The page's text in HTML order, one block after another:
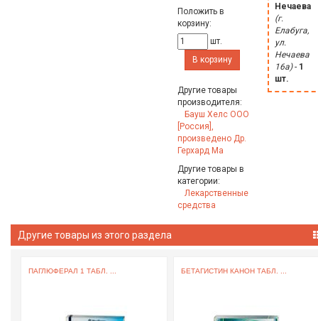
Положить в
корзину:
шт.
В корзину
Другие товары
производителя:
Бауш Хелс ООО
[Россия],
произведено Др.
Герхард Ма
Другие товары в
категории:
Лекарственные
средства
Нечаева
(г.
Елабуга,
ул.
Нечаева
16а)- 1
шт.
Другие товары из этого раздела
ПАГЛЮФЕРАЛ 1 ТАБЛ. ... БЕТАГИСТИН КАНОН ТАБЛ. ...